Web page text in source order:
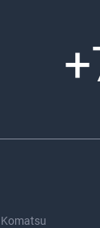
Komatsu